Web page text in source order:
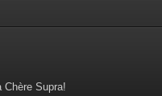
Chère Supra!